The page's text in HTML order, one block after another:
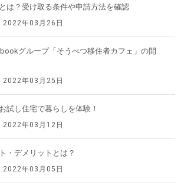
は？受け取る条件や申請方法を確認
2022年03月26日
グループ「そうべつ移住者カフェ」の開
2022年03月25日
試し住宅で暮らしを体験！
2022年03月12日
・デメリットとは？
2022年03月05日